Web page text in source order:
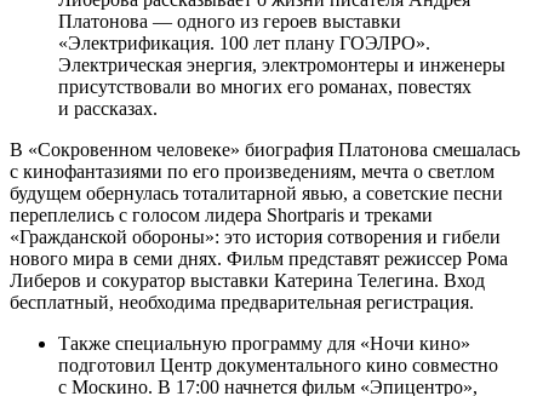
Платонова — одного из героев выставки
«Электрификация. 100 лет плану ГОЭЛРО».
Электрическая энергия, электромонтеры и инженеры
присутствовали во многих его романах, повестях
и рассказах.
В «Сокровенном человеке» биография Платонова смешалась
с кинофантазиями по его произведениям, мечта о светлом
будущем обернулась тоталитарной явью, а советские песни
переплелись с голосом лидера Shortparis и треками
«Гражданской обороны»: это история сотворения и гибели
нового мира в семи днях. Фильм представят режиссер Рома
Либеров и сокуратор выставки Катерина Телегина. Вход
бесплатный, необходима предварительная регистрация.
Также специальную программу для «Ночи кино»
подготовил Центр документального кино совместно
с Москино. В 17:00 начнется фильм «Эпицентро»,